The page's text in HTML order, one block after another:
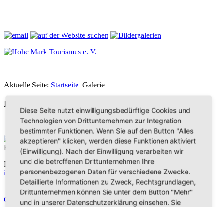
Aktuelle Seite: Startseite Galerie
Bilder aus der Hohen Mark
Hohe Mark Tourismus e. V.
Redderstraße 421, 45711 Datteln
Fon: +49 (0)2363 377 0
info@hohe-mark-tourismus.de
Cookie-Einstellungen
Impressum
Datenschutz
Diese Seite nutzt einwilligungsbedürftige Cookies und
Technologien von Drittunternehmen zur Integration
bestimmter Funktionen. Wenn Sie auf den Button "Alles
akzeptieren" klicken, werden diese Funktionen aktiviert
(Einwilligung). Nach der Einwilligung verarbeiten wir
und die betroffenen Drittunternehmen Ihre
personenbezogenen Daten für verschiedene Zwecke.
Detaillierte Informationen zu Zweck, Rechtsgrundlagen,
Drittunternehmen können Sie unter dem Button "Mehr"
und in unserer Datenschutzerklärung einsehen. Sie